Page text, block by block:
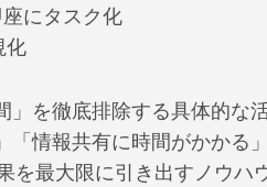
にタスク化
化
を徹底排除する具体的な
「情報共有に時間がかかる
最大限に引き出すノウハ